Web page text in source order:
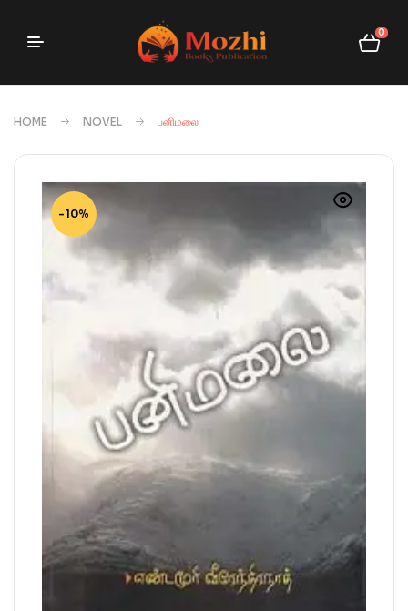
0
HOME NOVEL பனிமலை
-10%